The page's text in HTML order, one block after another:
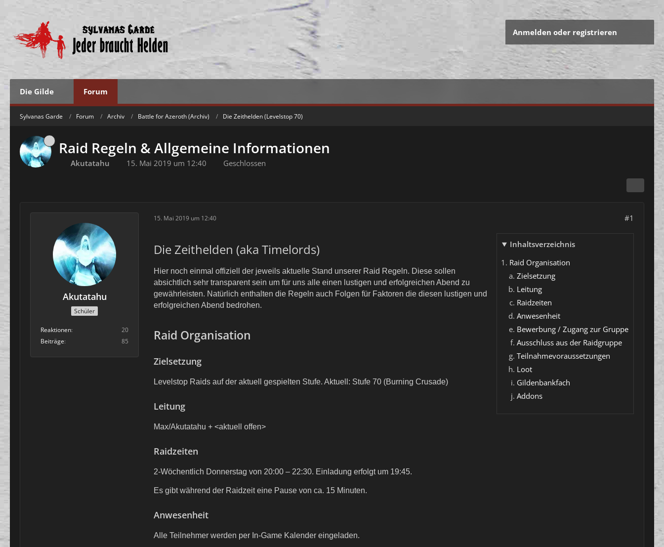
Anmelden oder registrieren
Die Gilde Forum
Sylvanas Garde Forum Archiv Battle for Azeroth (Archiv) Die Zeithelden (Levelstop 70)
Raid Regeln & Allgemeine Informationen
Akutatahu 15. Mai 2019 um 12:40 Geschlossen
Akutatahu
Schüler
Reaktionen
20
Beiträge
85
15. Mai 2019 um 12:40 #1
Inhaltsverzeichnis
Raid Organisation
Zielsetzung
Leitung
Raidzeiten
Anwesenheit
Bewerbung / Zugang zur Gruppe
Ausschluss aus der Raidgruppe
Teilnahmevoraussetzungen
Loot
Gildenbankfach
Addons
Die Zeithelden (aka Timelords)
Hier noch einmal offiziell der jeweils aktuelle Stand unserer Raid Regeln. Diese sollen
absichtlich sehr transparent sein um für uns alle einen lustigen und erfolgreichen Abend zu
gewährleisten. Natürlich enthalten die Regeln auch Folgen für Faktoren die diesen lustigen und
erfolgreichen Abend bedrohen.
Raid Organisation
Zielsetzung
Levelstop Raids auf der aktuell gespielten Stufe. Aktuell: Stufe 70 (Burning Crusade)
Leitung
Max/Akutatahu + <aktuell offen>
Raidzeiten
2-Wöchentlich Donnerstag von 20:00 – 22:30. Einladung erfolgt um 19:45.
Es gibt während der Raidzeit eine Pause von ca. 15 Minuten.
Anwesenheit
Alle Teilnehmer werden per In-Game Kalender eingeladen.